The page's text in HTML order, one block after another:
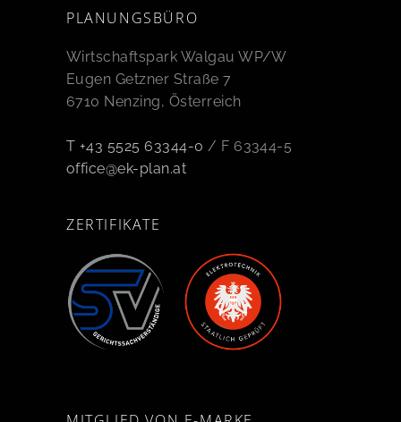
PLANUNGSBÜRO
Wirtschaftspark Walgau WP/W
Eugen Getzner Straße 7
6710 Nenzing, Österreich
T +43 5525 63344-0 / F 63344-5
office@ek-plan.at
ZERTIFIKATE